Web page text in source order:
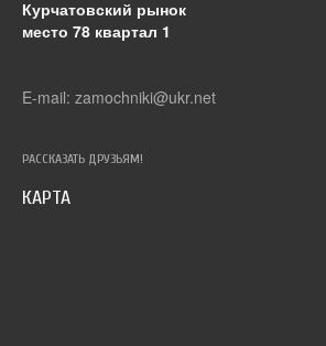
Курчатовский рынок
место 78 квартал 1
E-mail: zamochniki@ukr.net
РАССКАЗАТЬ ДРУЗЬЯМ!
КАРТА